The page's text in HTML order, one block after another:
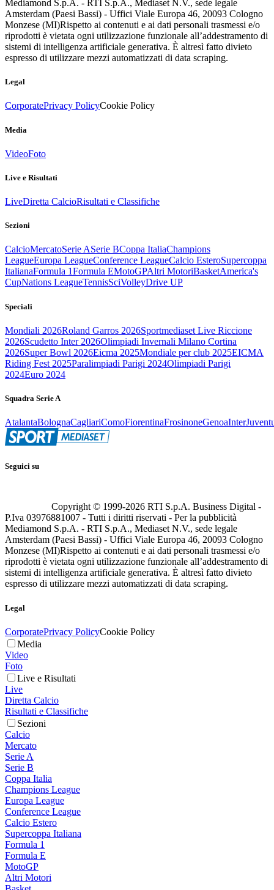
Mediamond S.p.A. - RTI S.p.A., Mediaset N.V., sede legale
Amsterdam (Paesi Bassi) - Uffici Viale Europa 46, 20093 Cologno
Monzese (MI)Rispetto ai contenuti e ai dati personali trasmessi e/o
riprodotti è vietata ogni utilizzazione funzionale all’addestramento di
sistemi di intelligenza artificiale generativa. È altresì fatto divieto
espresso di utilizzare mezzi automatizzati di data scraping.
Legal
CorporatePrivacy PolicyCookie Policy
Media
VideoFoto
Live e Risultati
LiveDiretta CalcioRisultati e Classifiche
Sezioni
CalcioMercatoSerie ASerie BCoppa ItaliaChampions
LeagueEuropa LeagueConference LeagueCalcio EsteroSupercoppa
ItalianaFormula 1Formula EMotoGPAltri MotoriBasketAmerica's
CupNations LeagueTennisSciVolleyDrive UP
Speciali
Mondiali 2026Roland Garros 2026Sportmediaset Live Riccione
2026Scudetto Inter 2026Olimpiadi Invernali Milano Cortina
2026Super Bowl 2026Eicma 2025Mondiale per club 2025EICMA
Riding Fest 2025Paralimpiadi Parigi 2024Olimpiadi Parigi
2024Euro 2024
Squadra Serie A
AtalantaBolognaCagliariComoFiorentinaFrosinoneGenoaInter
Seguici su
Copyright © 1999-2026 RTI S.p.A. Business Digital -
P.Iva 03976881007 - Tutti i diritti riservati - Per la pubblicità
Mediamond S.p.A. - RTI S.p.A., Mediaset N.V., sede legale
Amsterdam (Paesi Bassi) - Uffici Viale Europa 46, 20093 Cologno
Monzese (MI)Rispetto ai contenuti e ai dati personali trasmessi e/o
riprodotti è vietata ogni utilizzazione funzionale all’addestramento di
sistemi di intelligenza artificiale generativa. È altresì fatto divieto
espresso di utilizzare mezzi automatizzati di data scraping.
Legal
CorporatePrivacy PolicyCookie Policy
Media
Video
Foto
Live e Risultati
Live
Diretta Calcio
Risultati e Classifiche
Sezioni
Calcio
Mercato
Serie A
Serie B
Coppa Italia
Champions League
Europa League
Conference League
Calcio Estero
Supercoppa Italiana
Formula 1
Formula E
MotoGP
Altri Motori